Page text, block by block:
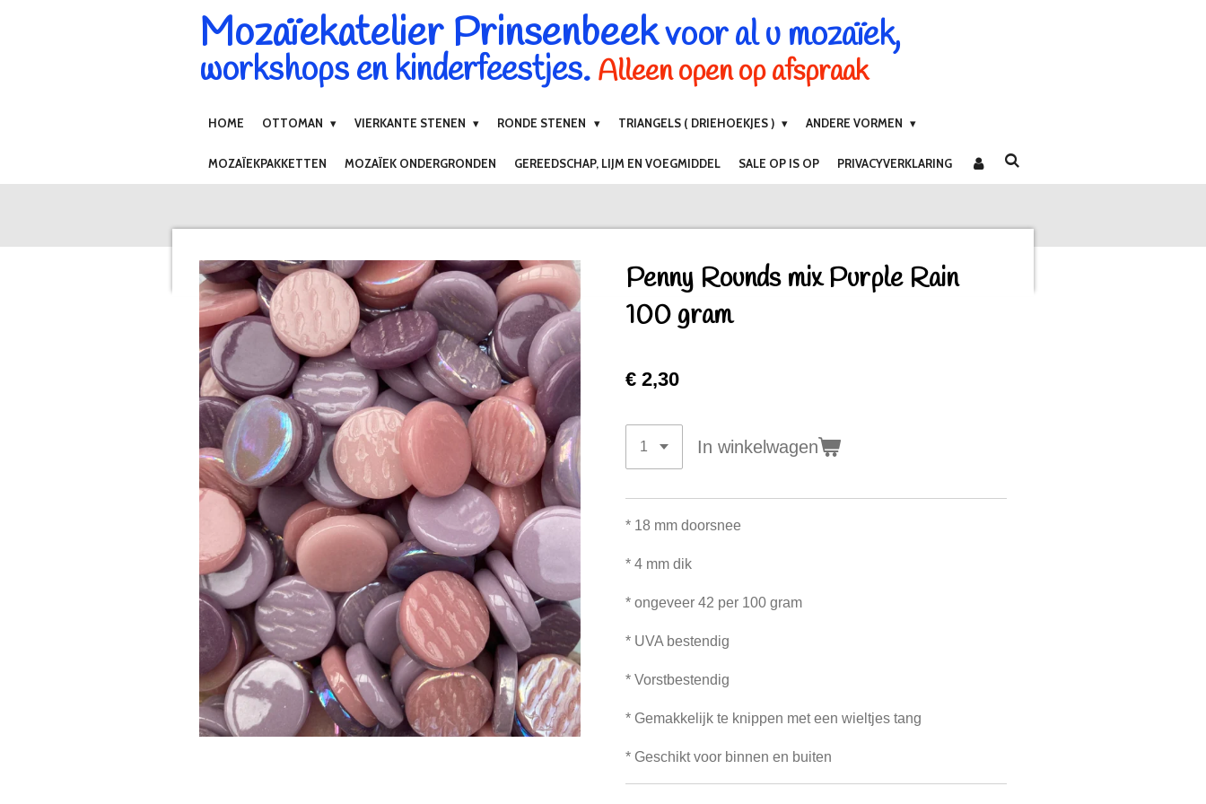
Mozaïekatelier Prinsenbeekvoor al u mozaïek,
workshops en kinderfeestjes. Alleen open op afspraak
HOME OTTOMAN VIERKANTE STENEN RONDE STENEN TRIANGELS ( DRIEHOEKJES ) ANDERE VORMEN
MOZAÏEKPAKKETTEN MOZAÏEK ONDERGRONDEN GEREEDSCHAP, LIJM EN VOEGMIDDEL SALE OP IS OP PRIVACYVERKLARING
Penny Rounds mix Purple Rain
100 gram
€ 2,30
In winkelwagen
* 18 mm doorsnee
* 4 mm dik
* ongeveer 42 per 100 gram
* UVA bestendig
* Vorstbestendig
* Gemakkelijk te knippen met een wieltjes tang
* Geschikt voor binnen en buiten